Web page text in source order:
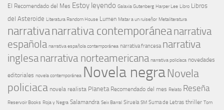
El Recomendado del Mes Estoy leyendo Galaxia Gutenberg Harper Lee Libro Libros
del Asteroide Literatura Random House Lumen Matar a un ruiseñor Metaliteratura
narrativanarrativa contemporáneanarrativa
española narrativa española contemporánea narrativa francesa narrativa
inglesanarrativa norteamericana narrativa policíaca novedades
editoriales novela contemporánea Novela negraNovela
policiaca novela realista Planeta Recomendado del mes Relato Reseña
Reservoir Books Roja y Negra Salamandra Seix Barral Siruela SM Suma de Letras thriller Tom